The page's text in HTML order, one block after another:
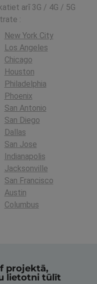
arī 3G / 4G / 5G
:
New York City
Los Angeles
Chicago
Houston
Philadelphia
Phoenix
San Antonio
San Diego
Dallas
San Jose
Indianapolis
Jacksonville
San Francisco
Austin
Columbus
projektā,
lietotni tūlīt